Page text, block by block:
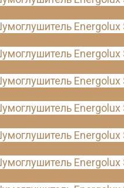
Energolux
Energolux
Energolux
Energolux
Energolux
Energolux